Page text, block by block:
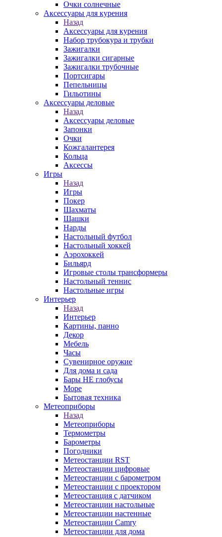
Очки солнечные
Аксессуары для курения
Назад
Аксессуары для курения
Набор трубокура и трубки
Зажигалки
Зажигалки сигарные
Зажигалки трубочные
Портсигары
Пепельницы
Гильотины
Аксессуары деловые
Назад
Аксессуары деловые
Запонки
Очки
Кожгалантерея
Кольца
Аксессы
Игры
Назад
Игры
Покер
Шахматы
Шашки
Нарды
Настольный футбол
Настольный хоккей
Аэрохоккей
Бильярд
Игровые столы трансформеры
Настольный теннис
Настольные игры
Интерьер
Назад
Интерьер
Картины, панно
Декор
Мебель
Часы
Сувенирное оружие
Для дома и сада
Бары НЕ глобусы
Море
Бытовая техника
Метеоприборы
Назад
Метеоприборы
Термометры
Барометры
Погодники
Метеостанции RST
Метеостанции цифровые
Метеостанции с барометром
Метеостанции с проектором
Метеостанция с датчиком
Метеостанции настольные
Метеостанции настенные
Метеостанции Camry
Метеостанции для дома